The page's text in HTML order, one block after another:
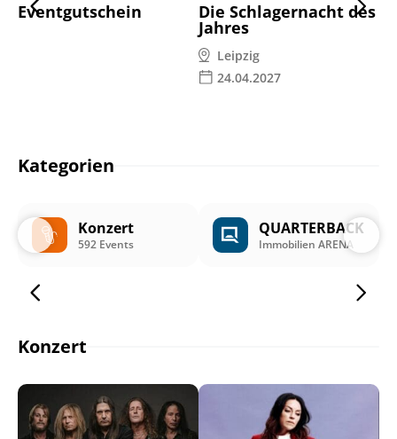
Eventgutschein Die Schlagernacht des
Jahres
Leipzig
24.04.2027
Kategorien
Konzert
592 Events
QUARTERBACK
Immobilien ARENA
Konzert